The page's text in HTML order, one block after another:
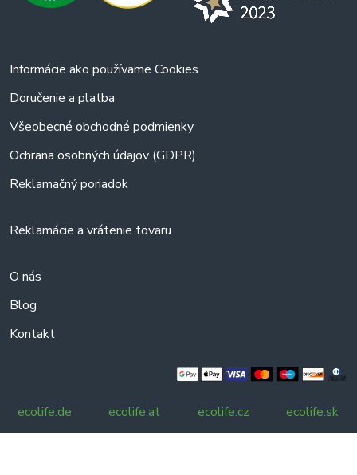
Informácie ako používame Cookies
Doručenie a platba
Všeobecné obchodné podmienky
Ochrana osobných údajov (GDPR)
Reklamačný poriadok
Reklamácie a vrátenie tovaru
O nás
Blog
Kontakt
ecolife.de ecolife.at ecolife.cz ecolife.sk